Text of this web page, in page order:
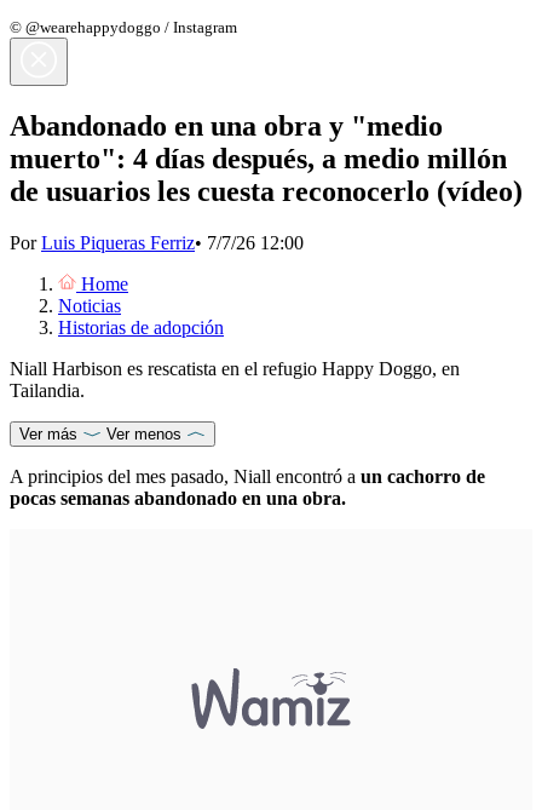
© @wearehappydoggo / Instagram
Abandonado en una obra y "medio
muerto": 4 días después, a medio millón
de usuarios les cuesta reconocerlo (vídeo)
PorLuis Piqueras Ferriz• 7/7/26 12:00
Home
Noticias
Historias de adopción
Niall Harbison es rescatista en el refugio Happy Doggo, en
Tailandia.
Ver más Ver menos
A principios del mes pasado, Niall encontró a un cachorro de
pocas semanas abandonado en una obra.